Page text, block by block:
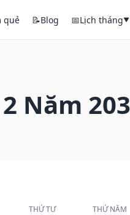
quẻ 📝Blog 📅Lịch tháng▼
Năm
THỨ TƯ THỨ NĂM